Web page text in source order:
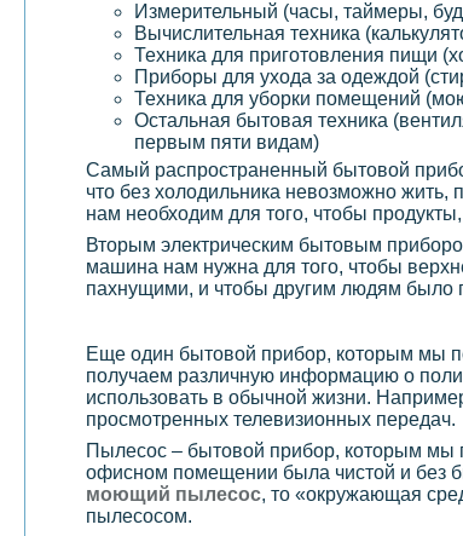
Измерительный (часы, таймеры,
Вычислительная техника
Техника для приготовления пищи
Приборы для ухода за одеждой
Техника для уборки помещений
Остальная бытовая техника
первым пяти видам)
Самый распространенный бытовой
что без холодильника невозможно
нам необходим для того, чтобы
Вторым электрическим бытовым
машина нам нужна для того, чтобы
пахнущими, и чтобы другим людям было
Еще один бытовой прибор, которым мы
получаем различную информацию о
использовать в обычной жизни.
просмотренных телевизионных передач.
Пылесос – бытовой прибор, которым мы
офисном помещении была чистой и без
моющий пылесос, то «окружающая
пылесосом.